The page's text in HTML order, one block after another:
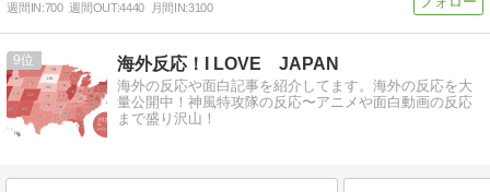
週間IN:700 週間OUT:4440 月間IN:3100
9 海外反応！I LOVE JAPAN
海外の反応や面白記事を紹介してます。海外の反応を大
量公開中！神風特攻隊の反応〜アニメや面白動画の反応
まで盛り沢山！